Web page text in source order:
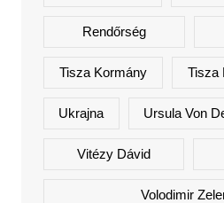
Rendőrség
Tisza Kormány Tisza
Ukrajna Ursula Von
Vitézy Dávid
Volodimir